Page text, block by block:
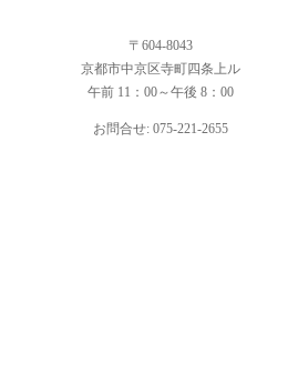
〒604-8043
京都市中京区寺町四条上ル
午前 11：00～午後 8：00
お問合せ: 075-221-2655